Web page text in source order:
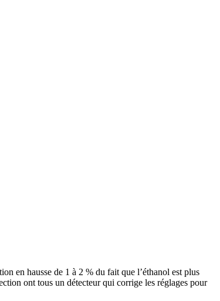
en hausse de 1 à 2 % du fait que l’éthanol est plus
ont tous un détecteur qui corrige les réglages pour